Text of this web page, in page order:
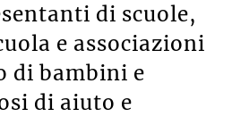
di scuole,
e associazioni
di bambini e
di aiuto e